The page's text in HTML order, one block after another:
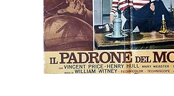
Verkäufer
Verkäufer werden
SCHLIESSEN